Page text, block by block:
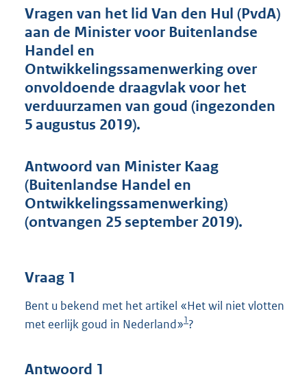
n
d
s
r
o
t
1
b
Vragen van het lid Van den Hul (PvdA)
aan de Minister voor Buitenlandse
Handel en
Ontwikkelingssamenwerking over
onvoldoende draagvlak voor het
verduurzamen van goud (ingezonden
5 augustus 2019).
Antwoord van Minister Kaag
(Buitenlandse Handel en
Ontwikkelingssamenwerking)
(ontvangen 25 september 2019).
Vraag 1
Bent u bekend met het artikel «Het wil niet vlotten
met eerlijk goud in Nederland»1?
Antwoord 1